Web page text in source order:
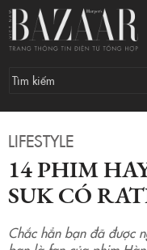
LIFESTYLE
14 PHIM
SUK CÓ
Chắc hẳn bạn đã được
14 phim hay của